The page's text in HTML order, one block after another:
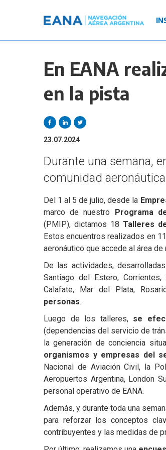
En EANA
en la pista
23.07.2024
Durante una semana,
comunidad
Del 1 al 5 de julio, desde la
marco de nuestro Programa
(PMIP), dictamos 18Talleres
Estos encuentros realizados en
aeronáutico que accede al área de
De las actividades,
Santiago del Estero, Corrientes,
Calafate, Mar del Plata,
personas.
Luego de los talleres, se
(dependencias del servicio de
la generación de conciencia
organismos y empresas del
Nacional de Aviación Civil, la
Aeropuertos Argentina, London
personal operativo de EANA.
Además, y durante toda una
para reforzar los conceptos
contribuyentes y las medidas de